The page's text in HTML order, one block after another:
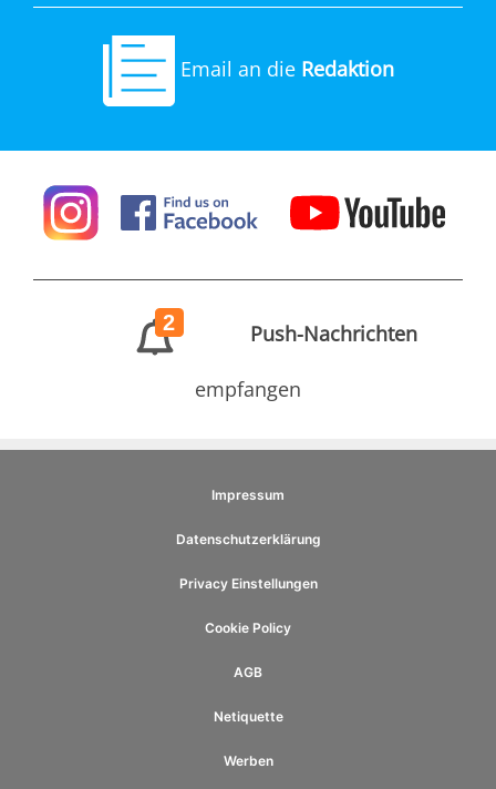
Email an die Redaktion
2 Push-Nachrichten
empfangen
Impressum
Datenschutzerklärung
Privacy Einstellungen
Cookie Policy
AGB
Netiquette
Werben